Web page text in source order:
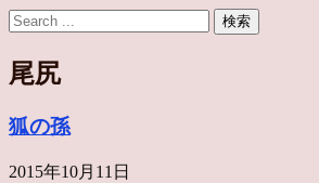
尾尻
狐の孫
2015年10月11日